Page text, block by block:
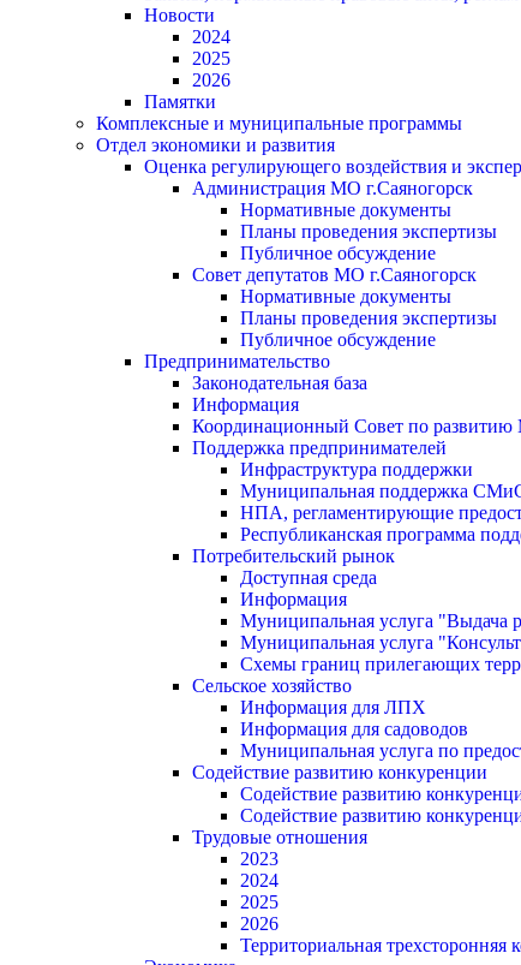
Новости
2024
2025
2026
Памятки
Комплексные и муниципальные программы
Отдел экономики и развития
Оценка регулирующего воздействия и
Администрация МО г.Саяногорск
Нормативные документы
Планы проведения экспертизы
Публичное обсуждение
Совет депутатов МО г.Саяногорск
Нормативные документы
Планы проведения экспертизы
Публичное обсуждение
Предпринимательство
Законодательная база
Информация
Координационный Совет по
Поддержка предпринимателей
Инфраструктура поддержки
Муниципальная поддержка
НПА, регламентирующие
Республиканская программа
Потребительский рынок
Доступная среда
Информация
Муниципальная услуга "Выдача
Муниципальная услуга
Схемы границ прилегающих
Сельское хозяйство
Информация для ЛПХ
Информация для садоводов
Муниципальная услуга по
Содействие развитию конкуренции
Содействие развитию
Содействие развитию
Трудовые отношения
2023
2024
2025
2026
Территориальная трехсторонняя